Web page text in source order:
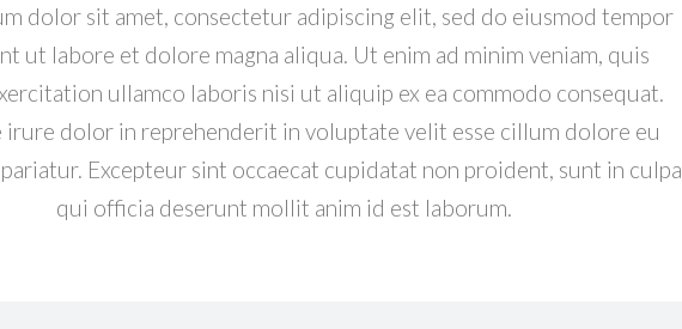
dolor sit amet, consectetur adipiscing elit, sed do eiusmod tempor
ut labore et dolore magna aliqua. Ut enim ad minim veniam, quis
ullamco laboris nisi ut aliquip ex ea commodo consequat.
irure dolor in reprehenderit in voluptate velit esse cillum dolore eu
Excepteur sint occaecat cupidatat non proident, sunt in culpa
qui officia deserunt mollit anim id est laborum.